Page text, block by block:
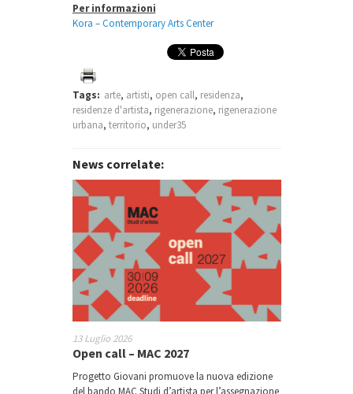
Per informazioni
Kora – Contemporary Arts Center
Tags: arte, artisti, open call, residenza,
residenze d'artista, rigenerazione, rigenerazione
urbana, territorio, under35
News correlate:
13 Luglio 2026
Open call – MAC 2027
Progetto Giovani promuove la nuova edizione
del bando MAC Studi d’artista per l’assegnazione